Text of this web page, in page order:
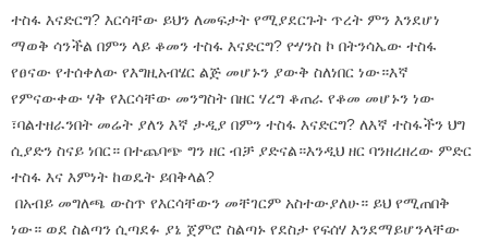
ተስፋ እናድርግ? እርሳቸው ይህን ለመፍታት የሚያደርጉት ጥረት ምን እንደሆነ
ማወቅ ሳንችል በምን ላይ ቆመን ተስፋ እናድርግ? ዮሃንስ ኮ በትንሳኤው ተስፋ
የፀናው የተሰቀለው የእግዚአብሄር ልጅ መሆኑን ያውቅ ስለነበር ነው።እኛ
የምናውቀው ሃቅ የእርሳቸው መንግስት በዘር ሃረግ ቆጠራ የቆመ መሆኑን ነው
፣ባልተዘራንበት መሬት ያለን እኛ ታዲያ በምን ተስፋ እናድርግ? ለእኛ ተስፋችን ህግ
ሲያድን ስናይ ነበር። በተጨባጭ ግን ዘር ብቻ ያድናል።እንዲህ ዘር ባንዘረዘረው ምድር
ተስፋ እና እምነት ከወዴት ይበቅላል?
በአብይ መግለጫ ውስጥ የእርሳቸውን መቸገርም አስተውያለሁ። ይህ የሚጠበቅ
ነው። ወደ ስልጣን ሲጣደፉ ያኔ ጀምሮ ስልጣኑ የደስታ የፍሰሃ እንደማይሆንላቸው